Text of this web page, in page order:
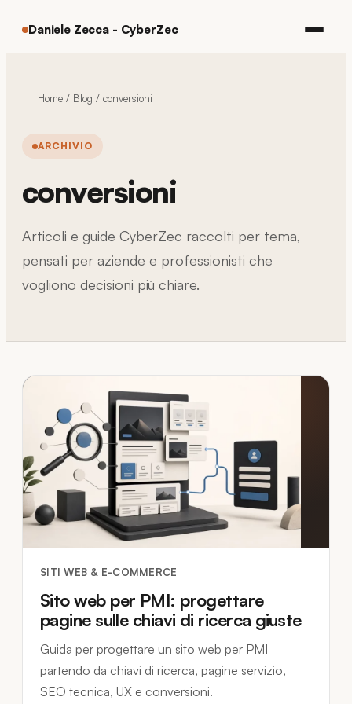
Daniele Zecca - CyberZec
Home / Blog / conversioni
ARCHIVIO
conversioni
Articoli e guide CyberZec raccolti per tema,
pensati per aziende e professionisti che
vogliono decisioni più chiare.
SITI WEB & E-COMMERCE
Sito web per PMI: progettare
pagine sulle chiavi di ricerca giuste
Guida per progettare un sito web per PMI
partendo da chiavi di ricerca, pagine servizio,
SEO tecnica, UX e conversioni.